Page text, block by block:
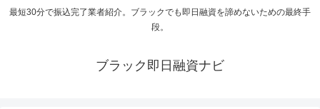
最短30分で振込完了業者紹介。ブラックでも即日融資を諦めないための最終手
段。
ブラック即日融資ナビ